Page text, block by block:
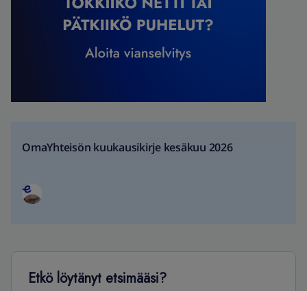
OmaYhteisön kuukausikirje kesäkuu 2026
Etkö löytänyt etsimääsi?